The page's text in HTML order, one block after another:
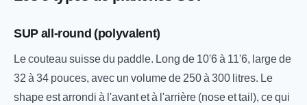
SUP all-round (polyvalent)
Le couteau suisse du paddle. Long de 10'6 à 11'6, large de
32 à 34 pouces, avec un volume de 250 à 300 litres. Le
shape est arrondi à l'avant et à l'arrière (nose et tail), ce qui